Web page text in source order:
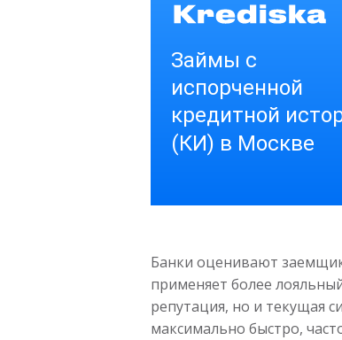
Банки оценивают
применяет более
репутация, но и текущая
максимально быстро,